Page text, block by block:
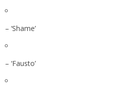
– ‘Shame’
– ‘Fausto’